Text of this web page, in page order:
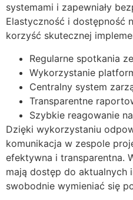
systemami i zapewniały
Elastyczność i dostępność
korzyść skutecznej
Regularne spotkania
Wykorzystanie
Centralny system
Transparentne
Szybkie reagowanie
Dzięki wykorzystaniu
komunikacja w zespole
efektywna i transparentna.
mają dostęp do aktualnych
swobodnie wymieniać się